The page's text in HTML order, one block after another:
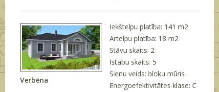
Verbēna
Iekštelpu platība: 141 m2
Ārtelpu platība: 18 m2
Stāvu skaits: 2
Istabu skaits: 5
Sienu veids: bloku mūris
Energoefektivitātes klase: C